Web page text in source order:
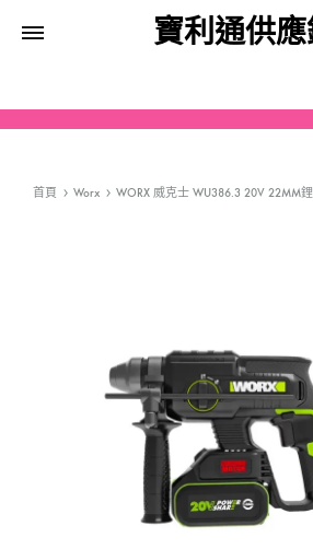
寶利通供
首頁 Worx WORX 威克士 WU386.3 20V 22MM